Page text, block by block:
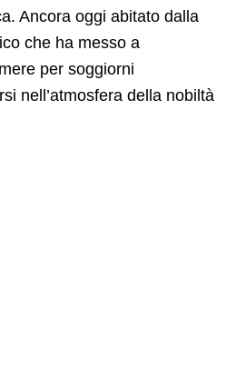
Ancora oggi abitato dalla
che ha messo a
per soggiorni
nell’atmosfera della nobiltà